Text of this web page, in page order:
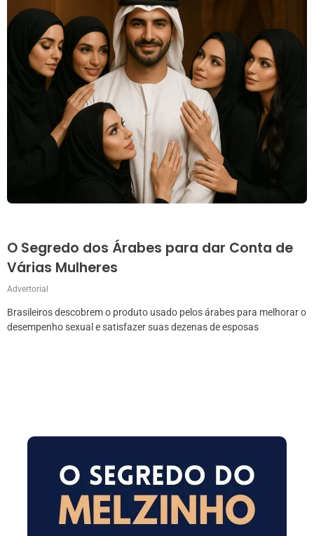
O Segredo dos Árabes para dar Conta de
Várias Mulheres
Advertorial
Brasileiros descobrem o produto usado pelos árabes para melhorar o
desempenho sexual e satisfazer suas dezenas de esposas